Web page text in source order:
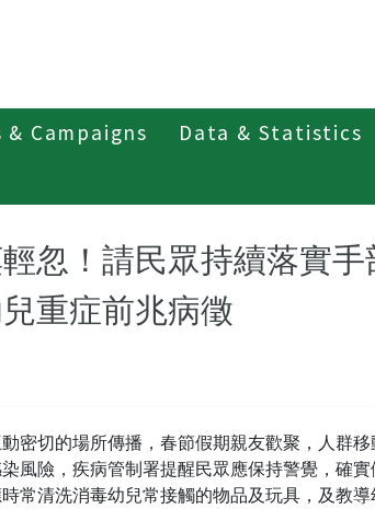
& Campaigns
Data & Statistics
忽！請民眾持續落實
重症前兆病徵
密切的場所傳播，春節假期親友歡聚，人群移
風險，疾病管制署提醒民眾應保持警覺，確實
常清洗消毒幼兒常接觸的物品及玩具，及教導